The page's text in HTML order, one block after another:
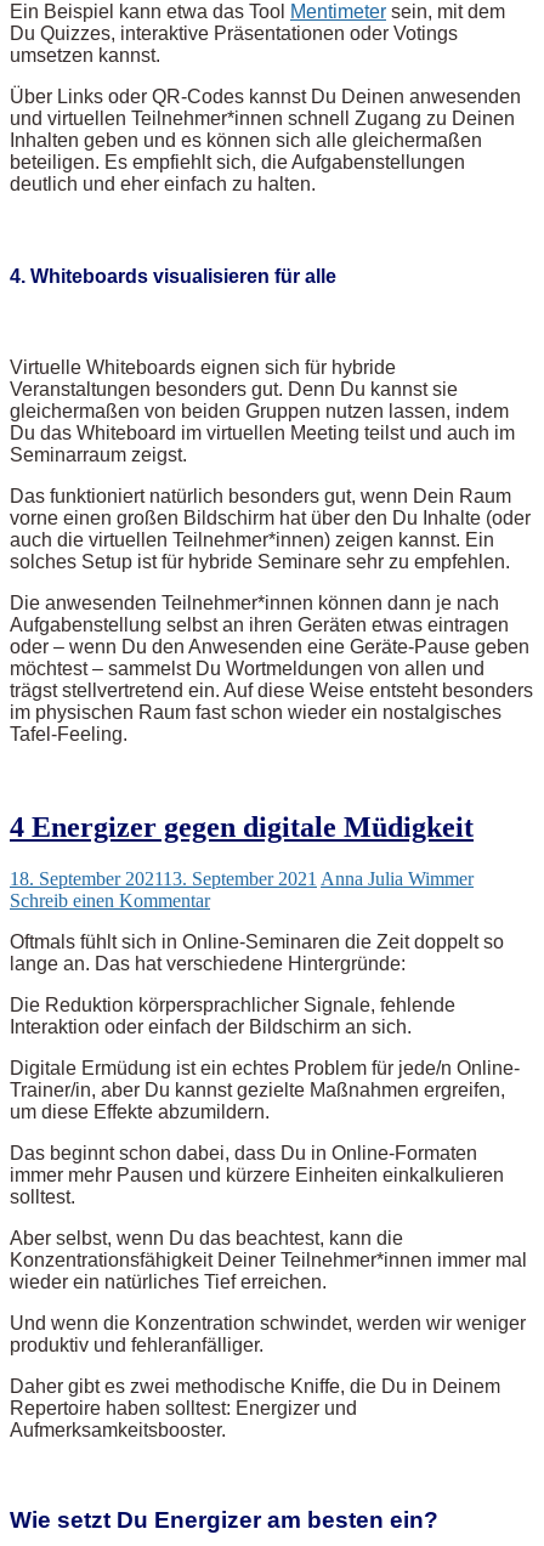
Ein Beispiel kann etwa das Tool Mentimeter sein, mit dem
Du Quizzes, interaktive Präsentationen oder Votings
umsetzen kannst.
Über Links oder QR-Codes kannst Du Deinen anwesenden
und virtuellen Teilnehmer*innen schnell Zugang zu Deinen
Inhalten geben und es können sich alle gleichermaßen
beteiligen. Es empfiehlt sich, die Aufgabenstellungen
deutlich und eher einfach zu halten.
4. Whiteboards visualisieren für alle
Virtuelle Whiteboards eignen sich für hybride
Veranstaltungen besonders gut. Denn Du kannst sie
gleichermaßen von beiden Gruppen nutzen lassen, indem
Du das Whiteboard im virtuellen Meeting teilst und auch im
Seminarraum zeigst.
Das funktioniert natürlich besonders gut, wenn Dein Raum
vorne einen großen Bildschirm hat über den Du Inhalte (oder
auch die virtuellen Teilnehmer*innen) zeigen kannst. Ein
solches Setup ist für hybride Seminare sehr zu empfehlen.
Die anwesenden Teilnehmer*innen können dann je nach
Aufgabenstellung selbst an ihren Geräten etwas eintragen
oder – wenn Du den Anwesenden eine Geräte-Pause geben
möchtest – sammelst Du Wortmeldungen von allen und
trägst stellvertretend ein. Auf diese Weise entsteht besonders
im physischen Raum fast schon wieder ein nostalgisches
Tafel-Feeling.
4 Energizer gegen digitale Müdigkeit
18. September 202113. September 2021 Anna Julia Wimmer
Schreib einen Kommentar
Oftmals fühlt sich in Online-Seminaren die Zeit doppelt so
lange an. Das hat verschiedene Hintergründe:
Die Reduktion körpersprachlicher Signale, fehlende
Interaktion oder einfach der Bildschirm an sich.
Digitale Ermüdung ist ein echtes Problem für jede/n Online-
Trainer/in, aber Du kannst gezielte Maßnahmen ergreifen,
um diese Effekte abzumildern.
Das beginnt schon dabei, dass Du in Online-Formaten
immer mehr Pausen und kürzere Einheiten einkalkulieren
solltest.
Aber selbst, wenn Du das beachtest, kann die
Konzentrationsfähigkeit Deiner Teilnehmer*innen immer mal
wieder ein natürliches Tief erreichen.
Und wenn die Konzentration schwindet, werden wir weniger
produktiv und fehleranfälliger.
Daher gibt es zwei methodische Kniffe, die Du in Deinem
Repertoire haben solltest: Energizer und
Aufmerksamkeitsbooster.
Wie setzt Du Energizer am besten ein?